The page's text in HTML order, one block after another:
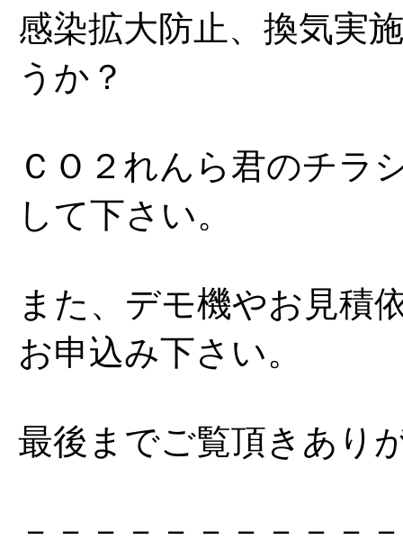
感染拡大防止、換気実
うか？
ＣＯ２れんら君のチラ
して下さい。
また、デモ機やお見積
お申込み下さい。
最後までご覧頂きあり
－－－－－－－－－－